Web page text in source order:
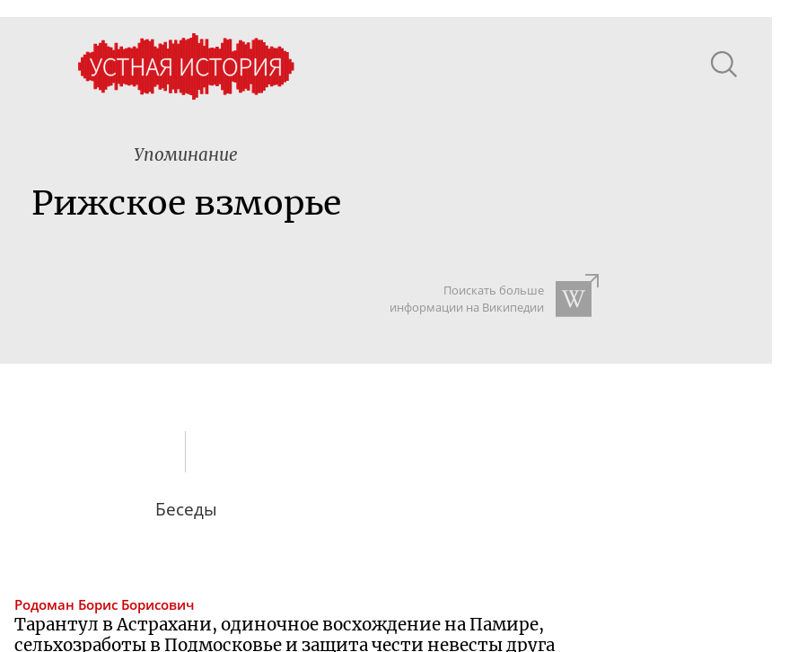
Упоминание
Рижское взморье
Поискать больше
информации на Википедии
Беседы
Родоман Борис Борисович
Тарантул в Астрахани, одиночное восхождение на Памире,
сельхозработы в Подмосковье и защита чести невесты друга